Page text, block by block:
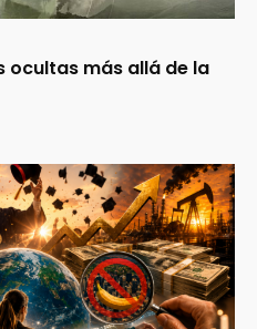
ocultas más allá de la